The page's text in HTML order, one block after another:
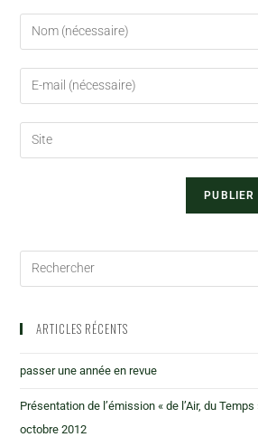
ARTICLES RÉCENTS
passer une année en revue
Présentation de l’émission « de l’Air, du
octobre 2012